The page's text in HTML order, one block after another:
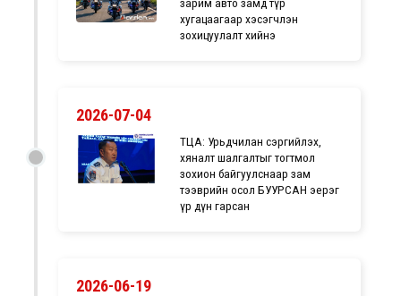
хугацаагаар хэсэгчлэн
зохицуулалт хийнэ
2026-07-04
ТЦА: Урьдчилан сэргийлэх,
хяналт шалгалтыг тогтмол
зохион байгуулснаар зам
тээврийн осол БУУРСАН эерэг
үр дүн гарсан
2026-06-19